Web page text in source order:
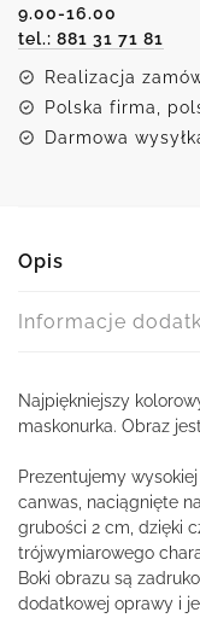
9.00-16.00
tel.: 881 31 71 81
Realizacja
Polska firma,
Darmowa
Opis
Informacje
Najpiękniejszy
maskonurka. Obraz
Prezentujemy
canwas, naciągnięte
grubości 2 cm, dzięki
trójwymiarowego
Boki obrazu są
dodatkowej oprawy i